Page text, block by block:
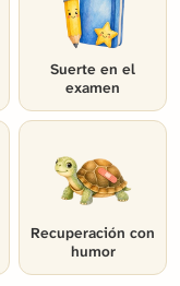
Suerte en el
examen
Recuperación con
humor